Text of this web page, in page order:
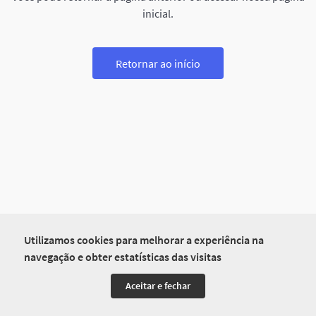
Utilizamos cookies para melhorar a experiência na
navegação e obter estatísticas das visitas
Aceitar e fechar
inicial.
Retornar ao início